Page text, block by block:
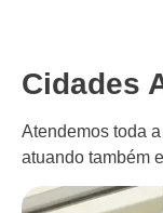
Cidades
Atendemos toda
atuando também